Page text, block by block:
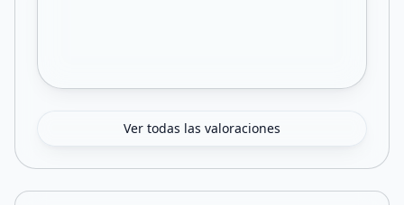
Ver todas las valoraciones